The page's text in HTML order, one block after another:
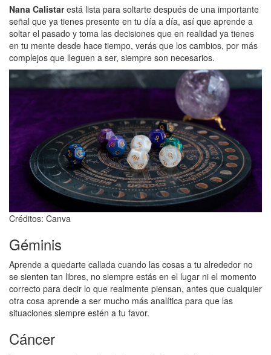
Nana Calistarestá lista para soltarte después de una importante
señal que ya tienes presente en tu día a día, así que aprende a
soltar el pasado y toma las decisiones que en realidad ya tienes
en tu mente desde hace tiempo, verás que los cambios, por más
complejos que lleguen a ser, siempre son necesarios.
Créditos: Canva
Géminis
Aprende a quedarte callada cuando las cosas a tu alrededor no
se sienten tan libres, no siempre estás en el lugar ni el momento
correcto para decir lo que realmente piensan, antes que cualquier
otra cosa aprende a ser mucho más analítica para que las
situaciones siempre estén a tu favor.
Cáncer